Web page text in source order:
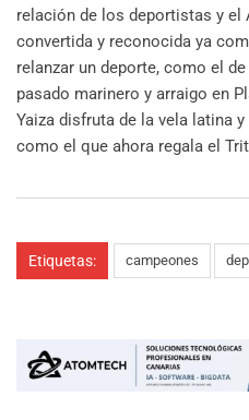
relación de los deportistas y el
convertida y reconocida ya
relanzar un deporte, como el
pasado marinero y arraigo en
Yaiza disfruta de la vela latina
como el que ahora regala el
Etiquetas: campeones